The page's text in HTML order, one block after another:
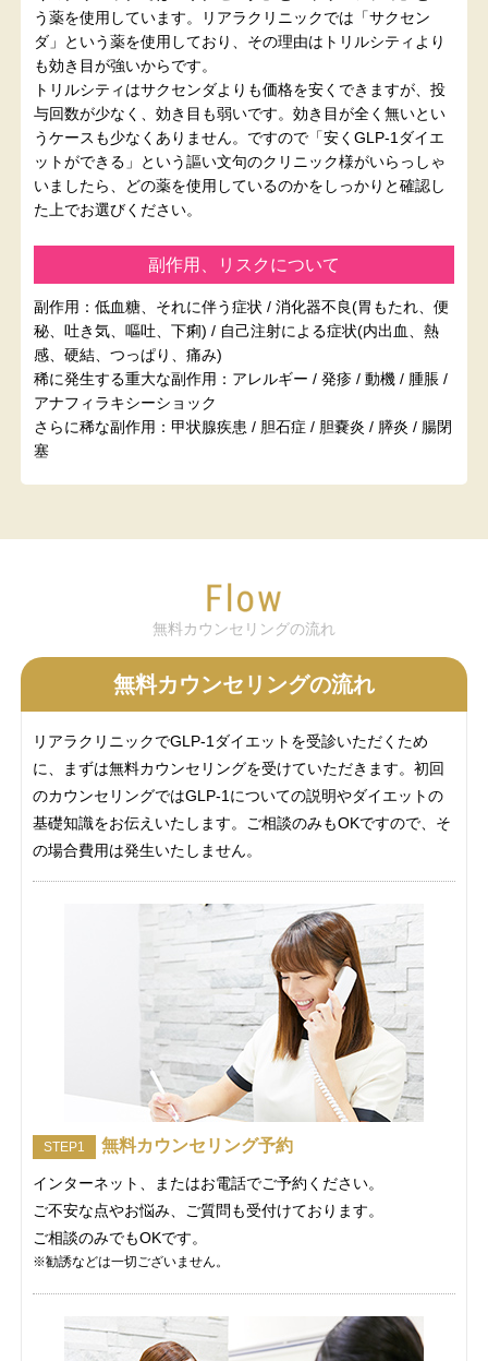
う薬を使用しています。リアラクリニックでは「サクセン
ダ」という薬を使用しており、その理由はトリルシティより
も効き目が強いからです。
トリルシティはサクセンダよりも価格を安くできますが、投
与回数が少なく、効き目も弱いです。効き目が全く無いとい
うケースも少なくありません。ですので「安くGLP-1ダイエ
ットができる」という謳い文句のクリニック様がいらっしゃ
いましたら、どの薬を使用しているのかをしっかりと確認し
た上でお選びください。
副作用、リスクについて
副作用：低血糖、それに伴う症状 / 消化器不良(胃もたれ、便
秘、吐き気、嘔吐、下痢) / 自己注射による症状(内出血、熱
感、硬結、つっぱり、痛み)
稀に発生する重大な副作用：アレルギー / 発疹 / 動機 / 腫脹 /
アナフィラキシーショック
さらに稀な副作用：甲状腺疾患 / 胆石症 / 胆嚢炎 / 膵炎 / 腸閉
塞
無料カウンセリングの流れ
無料カウンセリングの流れ
リアラクリニックでGLP-1ダイエットを受診いただくため
に、まずは無料カウンセリングを受けていただきます。初回
のカウンセリングではGLP-1についての説明やダイエットの
基礎知識をお伝えいたします。ご相談のみもOKですので、そ
の場合費用は発生いたしません。
STEP1 無料カウンセリング予約
インターネット、またはお電話でご予約ください。
ご不安な点やお悩み、ご質問も受付けております。
ご相談のみでもOKです。
※勧誘などは一切ございません。